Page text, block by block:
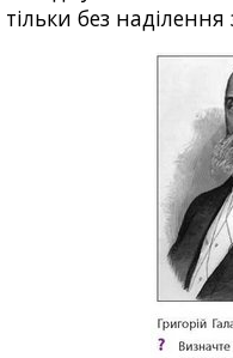
тільки без